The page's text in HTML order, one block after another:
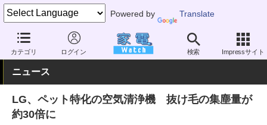
Powered by Translate
カテゴリ ログイン 検索 Impressサイト
家電 Watch 空調家電 空気清浄機
ニュース
LG、ペット特化の空気清浄機 抜け毛の集塵量が
約30倍に